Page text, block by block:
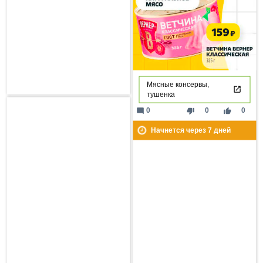
Мясные консервы,
тушенка
thumb_down 0 thumb_up 0
mode_comment 0
Начнется через 7дней